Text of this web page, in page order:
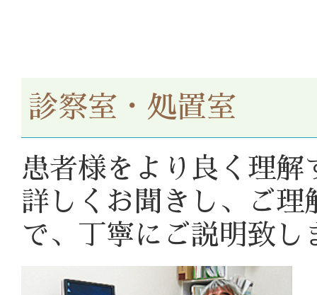
診察室・処置室
患者様をより良く理
詳しくお聞きし、ご
で、丁寧にご説明致し